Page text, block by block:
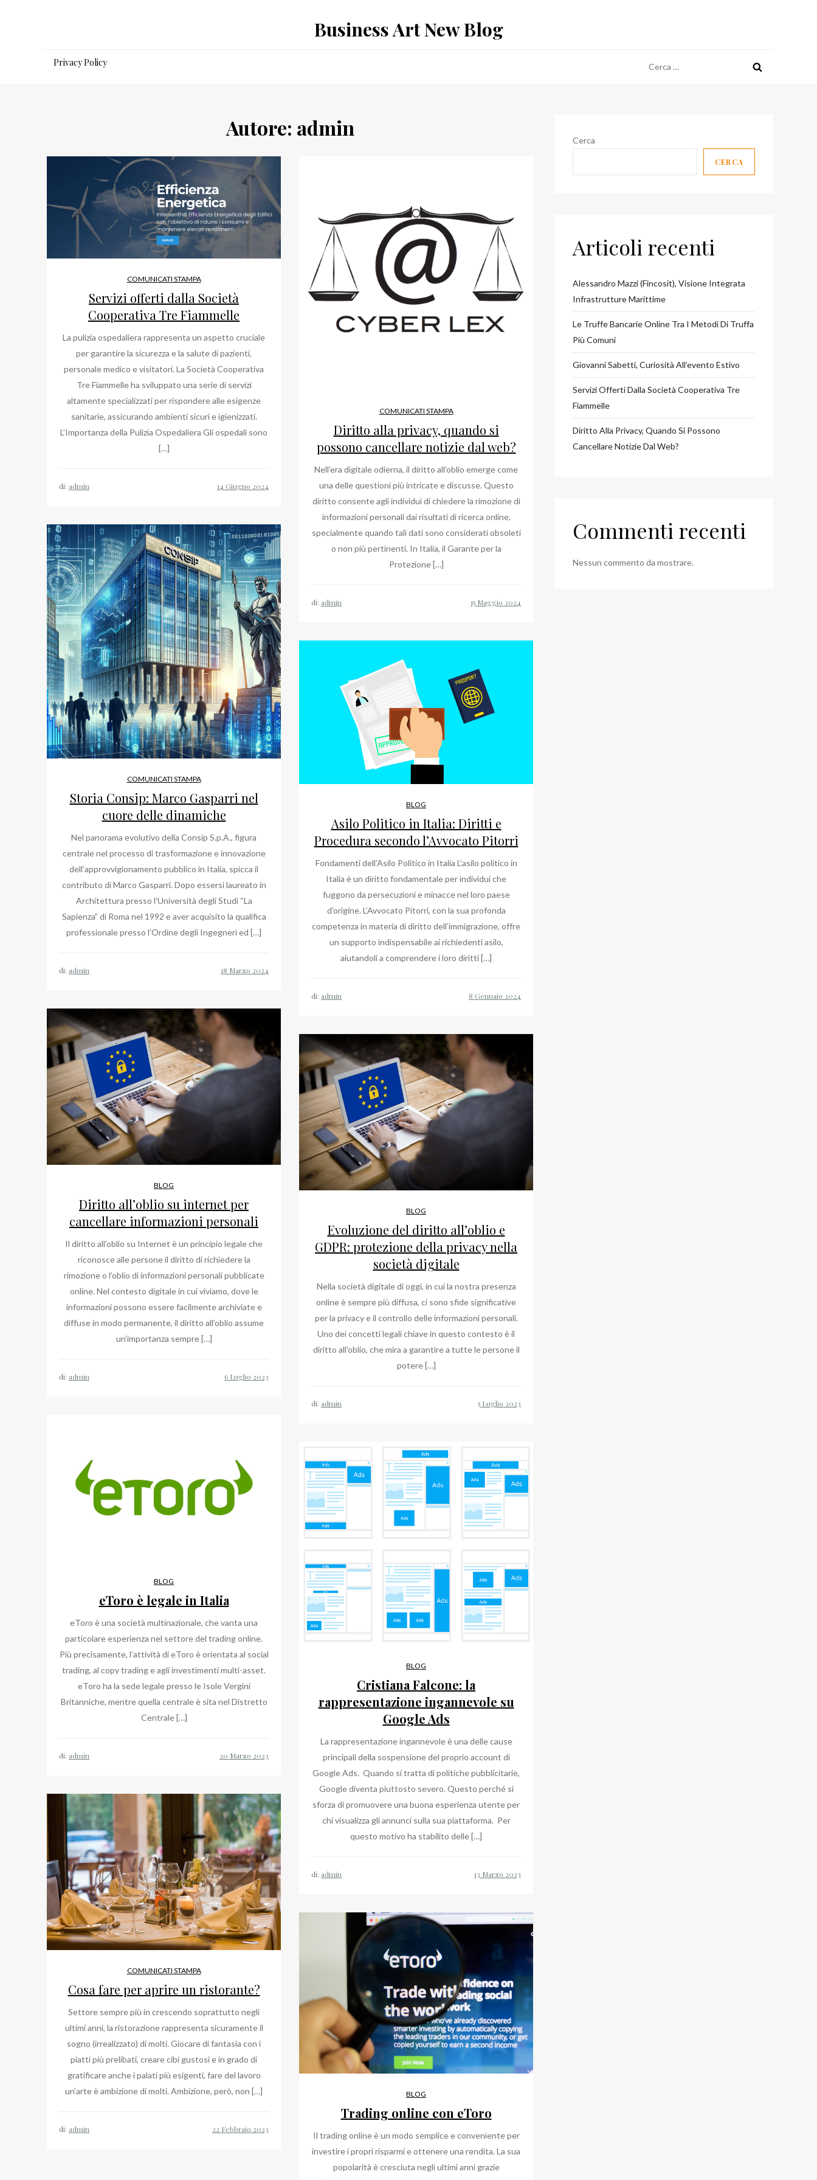
Business Art New Blog
Privacy Policy
per:
Autore: admin
COMUNICATI STAMPA
Servizi offerti dalla Società
Cooperativa Tre Fiammelle
La pulizia ospedaliera rappresenta un aspetto cruciale
per garantire la sicurezza e la salute di pazienti,
personale medico e visitatori. La Società Cooperativa
Tre Fiammelle ha sviluppato una serie di servizi
altamente specializzati per rispondere alle esigenze
sanitarie, assicurando ambienti sicuri e igienizzati.
L’Importanza della Pulizia Ospedaliera Gli ospedali sono
[…]
di: admin
COMUNICATI STAMPA
Diritto alla privacy, quando si
possono cancellare notizie dal web?
Nell’era digitale odierna, il diritto all’oblio emerge come
una delle questioni più intricate e discusse. Questo
diritto consente agli individui di chiedere la rimozione di
informazioni personali dai risultati di ricerca online,
specialmente quando tali dati sono considerati obsoleti
o non più pertinenti. In Italia, il Garante per la
Protezione […]
di: admin
COMUNICATI STAMPA
Storia Consip: Marco Gasparri nel
cuore delle dinamiche
Nel panorama evolutivo della Consip S.p.A., figura
centrale nel processo di trasformazione e innovazione
dell’approvvigionamento pubblico in Italia, spicca il
contributo di Marco Gasparri. Dopo essersi laureato in
Architettura presso l’Università degli Studi “La
Sapienza” di Roma nel 1992 e aver acquisito la qualifica
professionale presso l’Ordine degli Ingegneri ed […]
di: admin
BLOG
Asilo Politico in Italia: Diritti e
Procedura secondo l’Avvocato Pitorri
Fondamenti dell’Asilo Politico in Italia L’asilo politico in
Italia è un diritto fondamentale per individui che
fuggono da persecuzioni e minacce nel loro paese
d’origine. L’Avvocato Pitorri, con la sua profonda
competenza in materia di diritto dell’immigrazione, offre
un supporto indispensabile ai richiedenti asilo,
aiutandoli a comprendere i loro diritti […]
di: admin
BLOG
Diritto all’oblio su internet per
cancellare informazioni personali
Il diritto all’oblio su Internet è un principio legale che
riconosce alle persone il diritto di richiedere la
rimozione o l’oblio di informazioni personali pubblicate
online. Nel contesto digitale in cui viviamo, dove le
informazioni possono essere facilmente archiviate e
diffuse in modo permanente, il diritto all’oblio assume
un’importanza sempre […]
di: admin
BLOG
Evoluzione del diritto all’oblio e
GDPR: protezione della privacy nella
società digitale
Nella società digitale di oggi, in cui la nostra presenza
online è sempre più diffusa, ci sono sfide significative
per la privacy e il controllo delle informazioni personali.
Uno dei concetti legali chiave in questo contesto è il
diritto all’oblio, che mira a garantire a tutte le persone il
potere […]
di: admin
BLOG
eToro è legale in Italia
eToro è una società multinazionale, che vanta una
particolare esperienza nel settore del trading online.
Più precisamente, l’attività di eToro è orientata al social
trading, al copy trading e agli investimenti multi-asset.
eToro ha la sede legale presso le Isole Vergini
Britanniche, mentre quella centrale è sita nel Distretto
Centrale […]
di: admin
BLOG
Cristiana Falcone: la
rappresentazione ingannevole su
Google Ads
La rappresentazione ingannevole è una delle cause
principali della sospensione del proprio account di
Google Ads. Quando si tratta di politiche pubblicitarie,
Google diventa piuttosto severo. Questo perché si
sforza di promuovere una buona esperienza utente per
chi visualizza gli annunci sulla sua piattaforma. Per
questo motivo ha stabilito delle […]
di: admin
COMUNICATI STAMPA
Cosa fare per aprire un ristorante?
Settore sempre più in crescendo soprattutto negli
ultimi anni, la ristorazione rappresenta sicuramente il
sogno (irrealizzato) di molti. Giocare di fantasia con i
piatti più prelibati, creare cibi gustosi e in grado di
gratificare anche i palati più esigenti, fare del lavoro
un’arte è ambizione di molti. Ambizione, però, non […]
di: admin
BLOG
Trading online con eToro
Il trading online è un modo semplice e conveniente per
investire i propri risparmi e ottenere una rendita. La sua
popolarità è cresciuta negli ultimi anni grazie
Cerca
CERCA
Articoli recenti
Alessandro Mazzi (Fincosit), Visione Integrata
Infrastrutture Marittime
Le Truffe Bancarie Online Tra I Metodi Di Truffa
Più Comuni
Giovanni Sabetti, Curiosità All’evento Estivo
Servizi Offerti Dalla Società Cooperativa Tre
Fiammelle
Diritto Alla Privacy, Quando Si Possono
Cancellare Notizie Dal Web?
Commenti recenti
Nessun commento da mostrare.